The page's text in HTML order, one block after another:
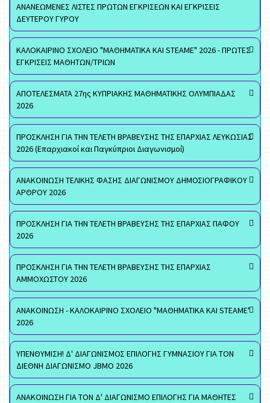
ΑΝΑΝΕΩΜΕΝΕΣ ΛΙΣΤΕΣ ΠΡΩΤΩΝ ΕΓΚΡΙΣΕΩΝ ΚΑΙ ΕΓΚΡΙΣΕΙΣ
ΔΕΥΤΕΡΟΥ ΓΥΡΟΥ
ΚΑΛΟΚΑΙΡΙΝΟ ΣΧΟΛΕΙΟ "ΜΑΘΗΜΑΤΙΚΑ ΚΑΙ STEAME" 2026 - ΠΡΩΤΕΣ
ΕΓΚΡΙΣΕΙΣ ΜΑΘΗΤΩΝ/ΤΡΙΩΝ
ΑΠΟΤΕΛΕΣΜΑΤΑ 27ης ΚΥΠΡΙΑΚΗΣ ΜΑΘΗΜΑΤΙΚΗΣ ΟΛΥΜΠΙΑΔΑΣ
2026
ΠΡΟΣΚΛΗΣΗ ΓΙΑ ΤΗΝ ΤΕΛΕΤΗ ΒΡΑΒΕΥΣΗΣ ΤΗΣ ΕΠΑΡΧΙΑΣ ΛΕΥΚΩΣΙΑΣ
2026 (Επαρχιακοί και Παγκύπριοι Διαγωνισμοί)
ΑΝΑΚΟΙΝΩΣΗ ΤΕΛΙΚΗΣ ΦΑΣΗΣ ΔΙΑΓΩΝΙΣΜΟΥ ΔΗΜΟΣΙΟΓΡΑΦΙΚΟΥ
ΑΡΘΡΟΥ 2026
ΠΡΟΣΚΛΗΣΗ ΓΙΑ ΤΗΝ ΤΕΛΕΤΗ ΒΡΑΒΕΥΣΗΣ ΤΗΣ ΕΠΑΡΧΙΑΣ ΠΑΦΟΥ
2026
ΠΡΟΣΚΛΗΣΗ ΓΙΑ ΤΗΝ ΤΕΛΕΤΗ ΒΡΑΒΕΥΣΗΣ ΤΗΣ ΕΠΑΡΧΙΑΣ
ΑΜΜΟΧΩΣΤΟΥ 2026
ΑΝΑΚΟΙΝΩΣΗ - ΚΑΛΟΚΑΙΡΙΝΟ ΣΧΟΛΕΙΟ "ΜΑΘΗΜΑΤΙΚΑ ΚΑΙ STEAME"
2026
ΥΠΕΝΘΥΜΙΣΗ! Δ' ΔΙΑΓΩΝΙΣΜΟΣ ΕΠΙΛΟΓΗΣ ΓΥΜΝΑΣΙΟΥ ΓΙΑ ΤΟΝ
ΔΙΕΘΝΗ ΔΙΑΓΩΝΙΣΜΟ JBMO 2026
ΑΝΑΚΟΙΝΩΣΗ ΓΙΑ ΤΟΝ Δ' ΔΙΑΓΩΝΙΣΜΟ ΕΠΙΛΟΓΗΣ ΓΙΑ ΜΑΘΗΤΕΣ